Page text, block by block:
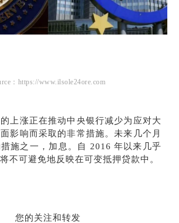
：https://www.ilsole24ore.com
上涨正在推动中央银行减少为应对大
影响而采取的非常措施。未来几个月
施之一，加息。自 2016 年以来几乎
不可避免地反映在可变抵押贷款中。
您的关注和转发